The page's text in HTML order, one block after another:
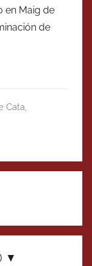
en Maig de
de
Cata,
▼